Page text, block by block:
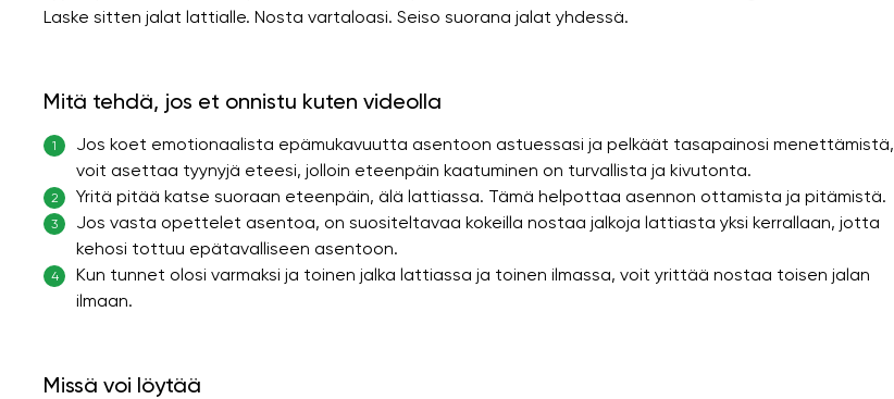
Laske sitten jalat lattialle. Nosta vartaloasi. Seiso suorana jalat yhdessä.
Mitä tehdä, jos et onnistu kuten videolla
1
Jos koet emotionaalista epämukavuutta asentoon astuessasi ja pelkäät tasapainosi menettämistä,
voit asettaa tyynyjä eteesi, jolloin eteenpäin kaatuminen on turvallista ja kivutonta.
2 Yritä pitää katse suoraan eteenpäin, älä lattiassa. Tämä helpottaa asennon ottamista ja pitämistä.
3
Jos vasta opettelet asentoa, on suositeltavaa kokeilla nostaa jalkoja lattiasta yksi kerrallaan, jotta
kehosi tottuu epätavalliseen asentoon.
4
Kun tunnet olosi varmaksi ja toinen jalka lattiassa ja toinen ilmassa, voit yrittää nostaa toisen jalan
ilmaan.
Missä voi löytää